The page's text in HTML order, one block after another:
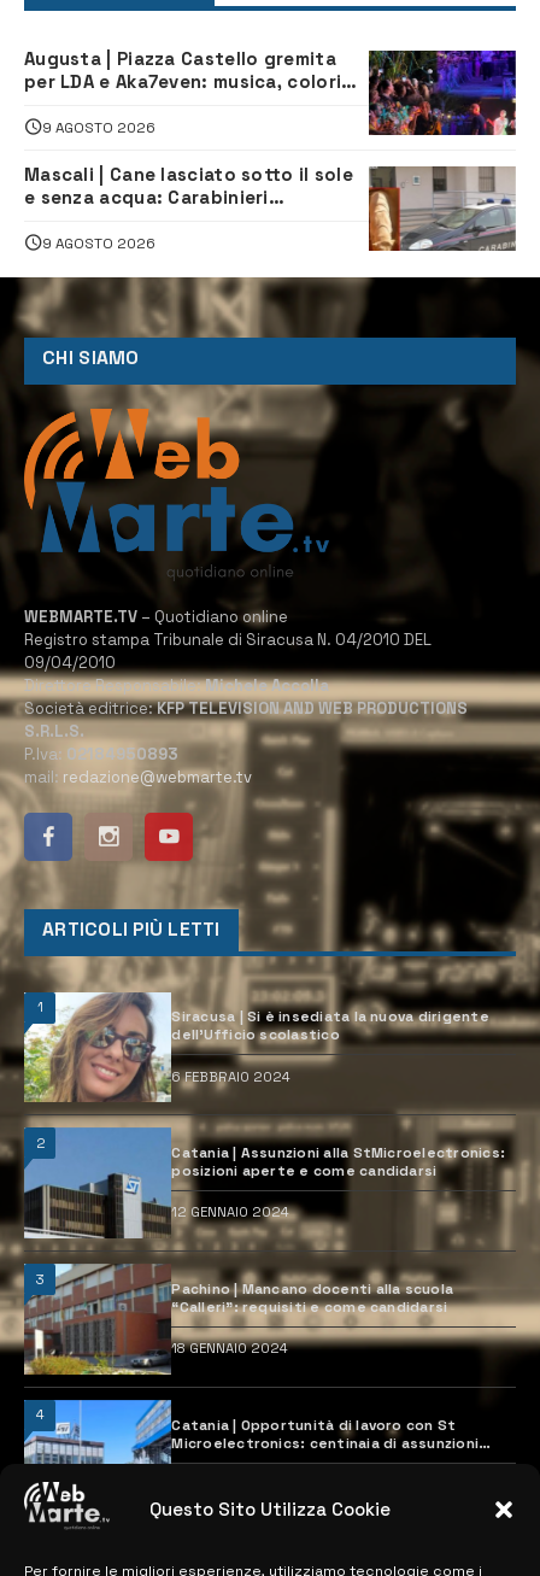
Questo Sito Utilizza Cookie
Per fornire le migliori esperienze, utilizziamo tecnologie come i
Augusta | Piazza Castello gremita
per LDA e Aka7even: musica, colori
9 AGOSTO 2026
Mascali | Cane lasciato sotto il sole
e senza acqua: Carabinieri
9 AGOSTO 2026
CHI SIAMO
WEBMARTE.TV – Quotidiano online
Registro stampa Tribunale di Siracusa N. 04/2010 DEL
09/04/2010
Direttore Responsabile:Michele Accolla
Società editrice:KFP TELEVISION AND WEB PRODUCTIONS
S.R.L.S.
P.Iva: 02184950893
mail: redazione@webmarte.tv
ARTICOLI PIÙ LETTI
1
Siracusa | Si è insediata la nuova dirigente
dell’Ufficio scolastico
6 FEBBRAIO 2024
2
Catania | Assunzioni alla StMicroelectronics:
posizioni aperte e come candidarsi
12 GENNAIO 2024
3
Pachino | Mancano docenti alla scuola
“Calleri”: requisiti e come candidarsi
18 GENNAIO 2024
4
Catania | Opportunità di lavoro con St
Microelectronics: centinaia di assunzioni
previste